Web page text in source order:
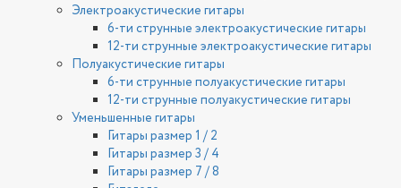
Электроакустические гитары
6-ти струнные электроакустические гитары
12-ти струнные электроакустические гитары
Полуакустические гитары
6-ти струнные полуакустические гитары
12-ти струнные полуакустические гитары
Уменьшенные гитары
Гитары размер 1 / 2
Гитары размер 3 / 4
Гитары размер 7 / 8